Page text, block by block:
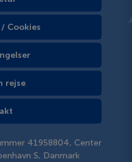
Cookies
rejse
41958804, Center
S, Danmark